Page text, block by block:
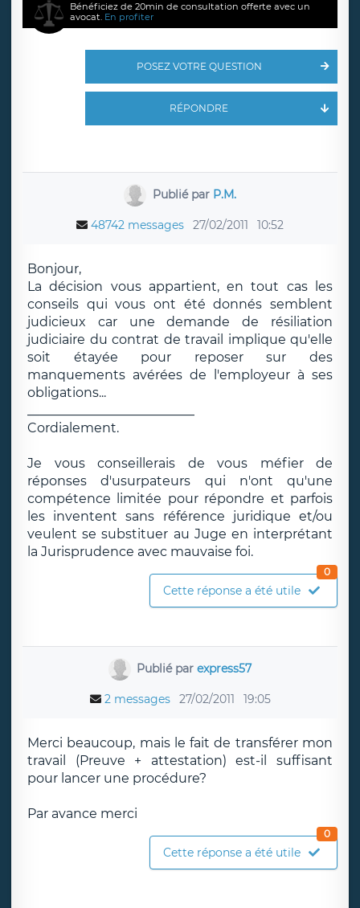
Bénéficiez de 20min de consultation offerte avec un
avocat. En profiter
POSEZ VOTRE QUESTION
RÉPONDRE
Publié par P.M.
48742 messages 27/02/2011 10:52
Bonjour,
La décision vous appartient, en tout cas les
conseils qui vous ont été donnés semblent
judicieux car une demande de résiliation
judiciaire du contrat de travail implique qu'elle
soit étayée pour reposer sur des
manquements avérées de l'employeur à ses
obligations...
Cordialement.
Je vous conseillerais de vous méfier de
réponses d'usurpateurs qui n'ont qu'une
compétence limitée pour répondre et parfois
les inventent sans référence juridique et/ou
veulent se substituer au Juge en interprétant
la Jurisprudence avec mauvaise foi.
Cette réponse a été utile
0
Publié parexpress57
2 messages 27/02/2011 19:05
Merci beaucoup, mais le fait de transférer mon
travail (Preuve + attestation) est-il suffisant
pour lancer une procédure?
Par avance merci
Cette réponse a été utile
0